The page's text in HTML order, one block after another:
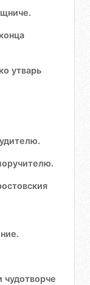
утварь
чудотворче